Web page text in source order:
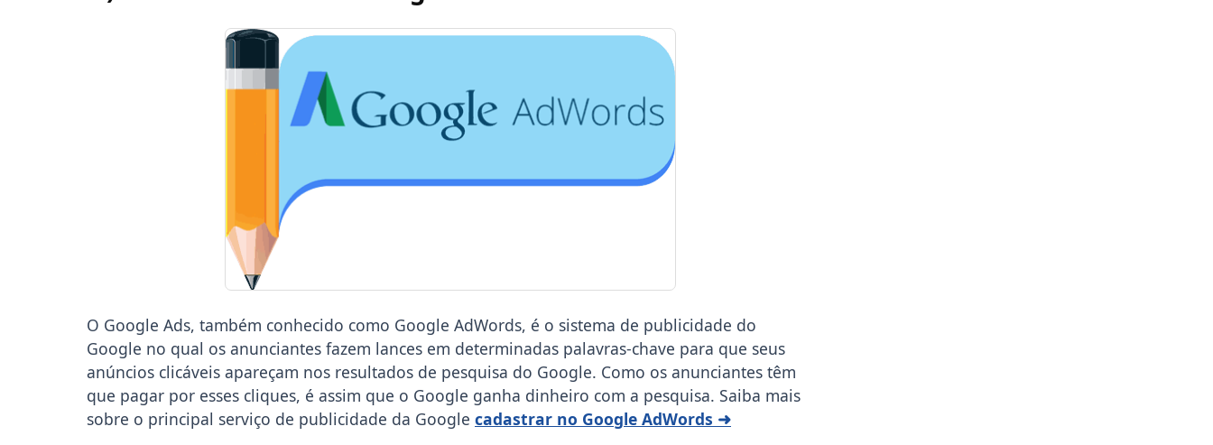
O Google Ads, também conhecido como Google AdWords, é o sistema de publicidade do
Google no qual os anunciantes fazem lances em determinadas palavras-chave para que seus
anúncios clicáveis apareçam nos resultados de pesquisa do Google. Como os anunciantes têm
que pagar por esses cliques, é assim que o Google ganha dinheiro com a pesquisa. Saiba mais
sobre o principal serviço de publicidade da Google cadastrar no Google AdWords ➜